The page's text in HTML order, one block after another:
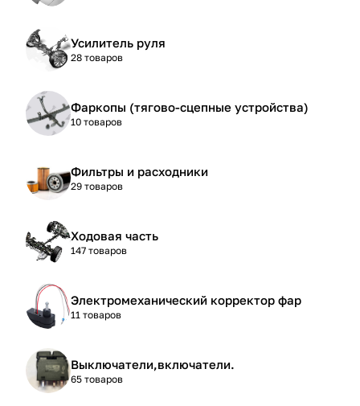
Усилитель руля
28 товаров
Фаркопы (тягово-сцепные устройства)
10 товаров
Фильтры и расходники
29 товаров
Ходовая часть
147 товаров
Электромеханический корректор фар
11 товаров
Выключатели,включатели.
65 товаров